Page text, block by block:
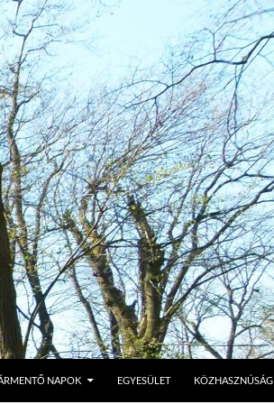
NAPOK EGYESÜLET KÖZHASZNÚSÁG